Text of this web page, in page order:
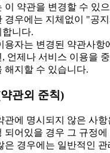
이 약관을 변경할 수 있
경우에는 지체없이 "공
합니다.
자는 변경된 약관사항
, 언제나 서비스 이용을
해지할 수 있습니다.
관외 준칙)
관에 명시되지 않은 사항
되어있을 경우 그 규정에
은 경우에는 일반적인